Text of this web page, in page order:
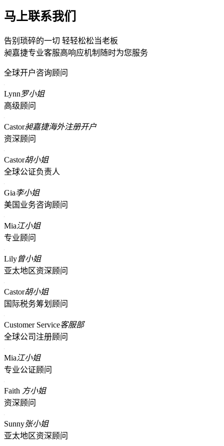
马上联系我们
告别琐碎的一切 轻轻松松当老板
昶嘉捷专业客服高响应机制随时为您服务
全球开户咨询顾问
Lynn罗小姐
高级顾问
Castor昶嘉捷海外注册开户
资深顾问
Castor胡小姐
全球公证负责人
Gia李小姐
美国业务咨询顾问
Mia江小姐
专业顾问
Lily曾小姐
亚太地区资深顾问
Castor胡小姐
国际税务筹划顾问
Customer Service客服部
全球公司注册顾问
Mia江小姐
专业公证顾问
Faith 方小姐
资深顾问
Sunny张小姐
亚太地区资深顾问